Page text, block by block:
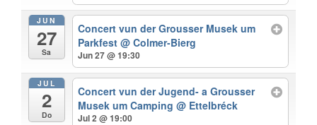
JUN
27
Sa
Concert vun der Grousser Musek um
Parkfest@ Colmer-Bierg
Jun 27 @ 19:30
JUL
2
Do
Concert vun der Jugend- a Grousser
Musek um Camping@ Ettelbréck
Jul 2 @ 19:00